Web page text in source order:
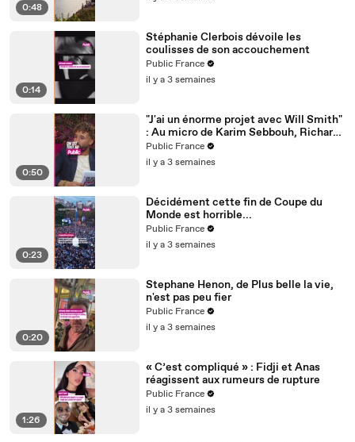
0:48
0:14
Stéphanie Clerbois dévoile les
coulisses de son accouchement
Public France
il y a 3 semaines
0:50
"J'ai un énorme projet avec Will Smith"
: Au micro de Karim Sebbouh, Richard
Orlinski dit tout au Public
Public France
il y a 3 semaines
0:23
Décidément cette fin de Coupe du
Monde est horrible...
Public France
il y a 3 semaines
0:20
Stephane Henon, de Plus belle la vie,
n'est pas peu fier
Public France
il y a 3 semaines
1:26
« C’est compliqué » : Fidji et Anas
réagissent aux rumeurs de rupture
Public France
il y a 3 semaines